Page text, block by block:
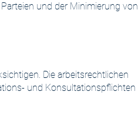
und der Minimierung von
Die arbeitsrechtlichen
und Konsultationspflichten